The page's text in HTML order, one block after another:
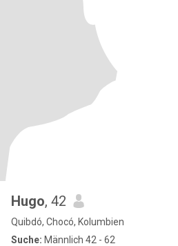
Hugo, 42
Quibdó, Chocó, Kolumbien
Suche: Männlich 42 - 62